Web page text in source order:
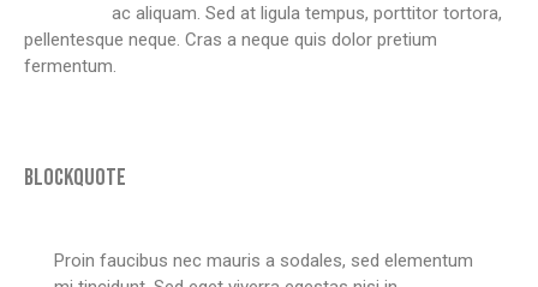
ac aliquam. Sed at ligula tempus, porttitor tortora,
pellentesque neque. Cras a neque quis dolor pretium
fermentum.
BLOCKQUOTE
Proin faucibus nec mauris a sodales, sed elementum